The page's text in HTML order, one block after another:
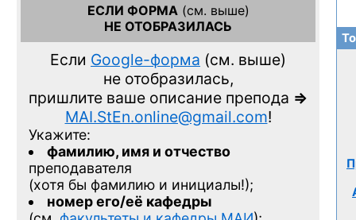
ЕСЛИ ФОРМА(см. выше)
НЕ ОТОБРАЗИЛАСЬ
Если Google-форма (см. выше)
не отобразилась,
пришлите ваше описание препода =>
MAI.StEn.online@gmail.com!
Укажите:
фамилию, имя и отчество
преподавателя
(хотя бы фамилию и инициалы!);
номер его/её кафедры